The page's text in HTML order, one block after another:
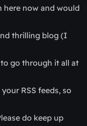
here now and would
thrilling blog (I
go through it all at
RSS feeds, so
do keep up